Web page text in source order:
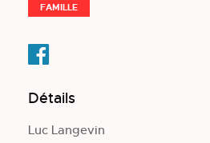
FAMILLE
Détails
Luc Langevin